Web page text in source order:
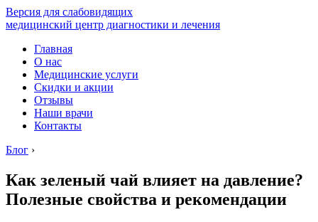
Версия для слабовидящих
медицинский центр диагностики и лечения
Главная
О нас
Медицинские услуги
Скидки и акции
Отзывы
Наши врачи
Контакты
Блог ›
Как зеленый чай влияет на давление?
Полезные свойства и рекомендации